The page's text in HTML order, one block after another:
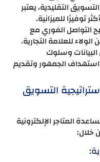
التقليدية، يعتبر
توفيرًا للميزانية.
التواصل الفوري مع
للعلامة التجارية.
وسلوك
الجمهور وتقديم
التسويق
المتاجر الإلكترونية
خلال: